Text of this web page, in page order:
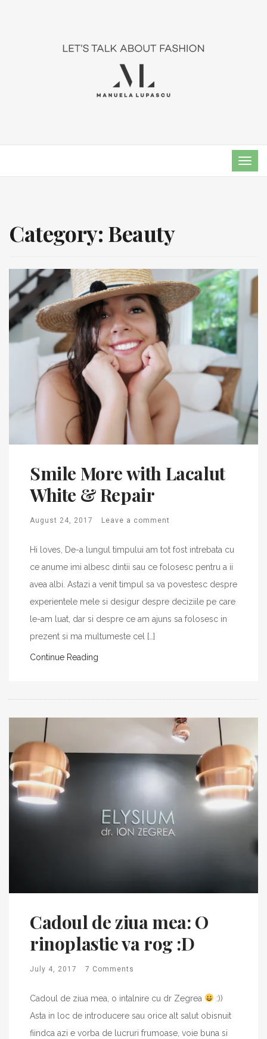
Category: Beauty
Smile More with Lacalut
White & Repair
August 24, 2017 Leave a comment
Hi loves, De-a lungul timpului am tot fost intrebata cu
ce anume imi albesc dintii sau ce folosesc pentru a ii
avea albi. Astazi a venit timpul sa va povestesc despre
experientele mele si desigur despre deciziile pe care
le-am luat, dar si despre ce am ajuns sa folosesc in
prezent si ma multumeste cel […]
Continue Reading
Cadoul de ziua mea: O
rinoplastie va rog :D
July 4, 2017 7 Comments
Cadoul de ziua mea, o intalnire cu dr Zegrea
:))
Asta in loc de introducere sau orice alt salut obisnuit
fiindca azi e vorba de lucruri frumoase, voie buna si